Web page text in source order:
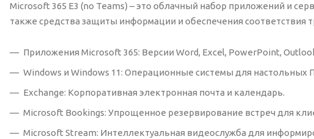
Microsoft 365 E3 (no Teams) – это облачный набор приложений и
также средства защиты информации и обеспечения соответствия
Приложения Microsoft 365: Версии Word, Excel, PowerPoint,
Windows и Windows 11: Операционные системы для настольных
Exchange: Корпоративная электронная почта и календарь.
Microsoft Bookings: Упрощенное резервирование встреч для
Microsoft Stream: Интеллектуальная видеослужба для